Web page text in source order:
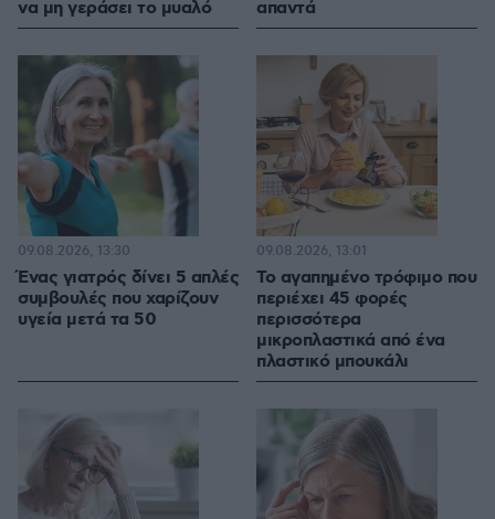
να μη γεράσει το μυαλό
απαντά
Ένας γιατρός δίνει 5 απλές
συμβουλές που χαρίζουν
υγεία μετά τα 50
09.08.2026, 13:30
Το αγαπημένο τρόφιμο που
περιέχει 45 φορές
περισσότερα
μικροπλαστικά από ένα
πλαστικό μπουκάλι
09.08.2026, 13:01